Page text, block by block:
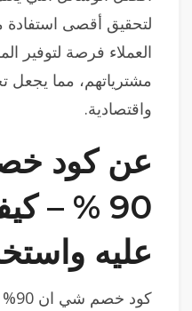
لتحقيق أقصى استفادة
العملاء فرصة لتوفير
مشترياتهم، مما يجعل
واقتصادية.
عن كود
90 % –
عليه
كود